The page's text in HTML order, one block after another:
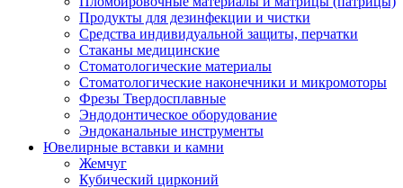
Продукты для дезинфекции и чистки
Средства индивидуальной защиты, перчатки
Стаканы медицинские
Стоматологические материалы
Стоматологические наконечники и микромоторы
Фрезы Твердосплавные
Эндодонтическое оборудование
Эндоканальные инструменты
Ювелирные вставки и камни
Жемчуг
Кубический цирконий